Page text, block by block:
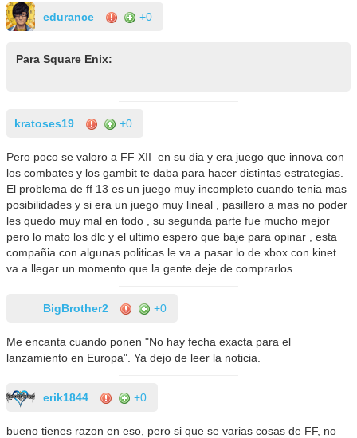
edurance +0
Para Square Enix:
kratoses19 +0
Pero poco se valoro a FF XII en su dia y era juego que innova con
los combates y los gambit te daba para hacer distintas estrategias.
El problema de ff 13 es un juego muy incompleto cuando tenia mas
posibilidades y si era un juego muy lineal , pasillero a mas no poder
les quedo muy mal en todo , su segunda parte fue mucho mejor
pero lo mato los dlc y el ultimo espero que baje para opinar , esta
compañia con algunas politicas le va a pasar lo de xbox con kinet
va a llegar un momento que la gente deje de comprarlos.
BigBrother2 +0
Me encanta cuando ponen "No hay fecha exacta para el
lanzamiento en Europa". Ya dejo de leer la noticia.
erik1844 +0
bueno tienes razon en eso, pero si que se varias cosas de FF, no